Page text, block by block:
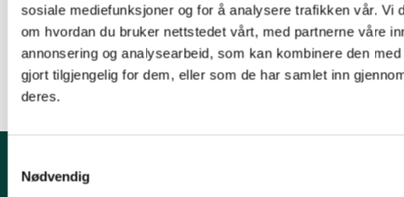
sosiale mediefunksjoner og for å analysere trafikken vår. Vi
om hvordan du bruker nettstedet vårt, med partnerne våre
annonsering og analysearbeid, som kan kombinere den
gjort tilgjengelig for dem, eller som de har samlet inn
deres.
Nødvendig
Mads Løkeland-Stai
Leiar av Naturvernforbundet i Orklaregionen
Kontakt fylkeslaget